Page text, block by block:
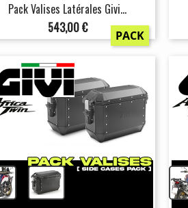
Pack Valises Latérales Givi...
Prix
543,00 € PACK